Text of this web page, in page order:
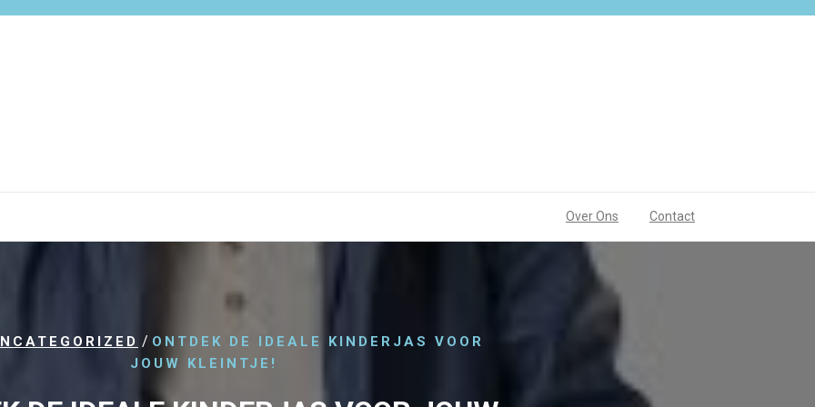
Over Ons Contact
/ ONTDEK DE IDEALE KINDERJAS VOOR
JOUW KLEINTJE!